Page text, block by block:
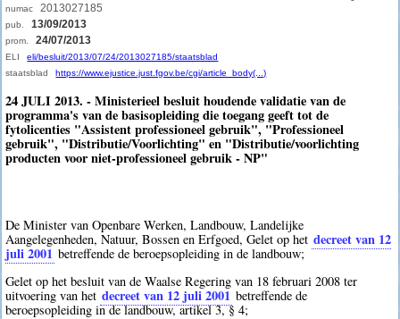
numac 2013027185
pub. 13/09/2013
prom. 24/07/2013
ELI
eli/besluit/2013/07/24/2013027185/staatsblad
staatsblad
https://www.ejustice.just.fgov.be/cgi/article_body(...)
24 JULI 2013. - Ministerieel besluit houdende validatie van de
programma's van de basisopleiding die toegang geeft tot de
fytolicenties "Assistent professioneel gebruik", "Professioneel
gebruik", "Distributie/Voorlichting" en "Distributie/voorlichting
producten voor niet-professioneel gebruik - NP"
De Minister van Openbare Werken, Landbouw, Landelijke
Aangelegenheden, Natuur, Bossen en Erfgoed, Gelet op het decreet van 12
juli 2001 betreffende de beroepsopleiding in de landbouw;
Gelet op het besluit van de Waalse Regering van 18 februari 2008 ter
uitvoering van het decreet van 12 juli 2001 betreffende de
beroepsopleiding in de landbouw, artikel 3, § 4;